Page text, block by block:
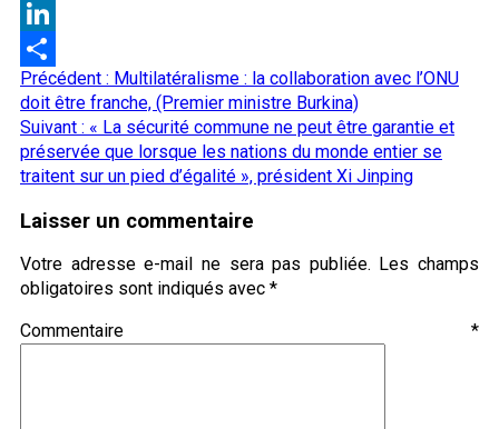
Threads
LinkedIn
Partager
Navigation
d’article
Précédent : Multilatéralisme : la collaboration avec l’ONU
doit être franche, (Premier ministre Burkina)
Suivant : « La sécurité commune ne peut être garantie et
préservée que lorsque les nations du monde entier se
traitent sur un pied d’égalité », président Xi Jinping
Laisser un commentaire
Votre adresse e-mail ne sera pas publiée. Les champs
obligatoires sont indiqués avec *
Commentaire *